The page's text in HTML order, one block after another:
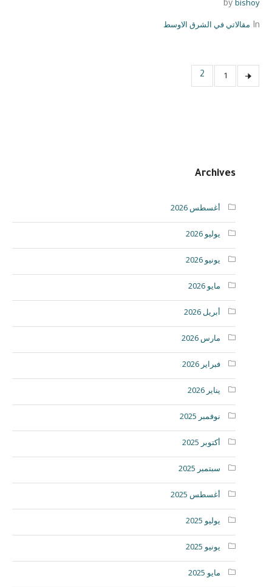
by bishoy
In مقالاتي في الشرق الاوسط
1
2
Archives
أغسطس 2026
يوليو 2026
يونيو 2026
مايو 2026
أبريل 2026
مارس 2026
فبراير 2026
يناير 2026
نوفمبر 2025
أكتوبر 2025
سبتمبر 2025
أغسطس 2025
يوليو 2025
يونيو 2025
مايو 2025